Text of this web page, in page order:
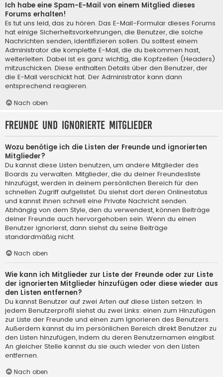
Ich habe eine Spam-E-Mail von einem Mitglied dieses
Forums erhalten!
Es tut uns leid, das zu hören. Das E-Mail-Formular dieses Forums
hat einige Sicherheitsvorkehrungen, die Benutzer, die solche
Nachrichten senden, identifizieren sollen. Du solltest einem
Administrator die komplette E-Mail, die du bekommen hast,
weiterleiten. Dabei ist es ganz wichtig, die Kopfzeilen (Headers)
mitzuschicken. Diese enthalten Details über den Benutzer, der
die E-Mail verschickt hat. Der Administrator kann dann
entsprechend reagieren.
Nach oben
Freunde und ignorierte Mitglieder
Wozu benötige ich die Listen der Freunde und ignorierten
Mitglieder?
Du kannst diese Listen benutzen, um andere Mitglieder des
Boards zu verwalten. Mitglieder, die du deiner Freundesliste
hinzufügst, werden in deinem persönlichen Bereich für den
schnellen Zugriff aufgelistet. Du siehst dort deren Onlinestatus
und kannst ihnen schnell eine Private Nachricht senden.
Abhängig von dem Style, den du verwendest, können Beiträge
deiner Freunde auch hervorgehoben sein. Wenn du einen
Benutzer ignorierst, dann siehst du seine Beiträge
standardmäßig nicht.
Nach oben
Wie kann ich Mitglieder zur Liste der Freunde oder zur Liste
der ignorierten Mitglieder hinzufügen oder diese wieder aus
den Listen entfernen?
Du kannst Benutzer auf zwei Arten auf diese Listen setzen: In
jedem Benutzerprofil siehst du zwei Links: einen zum Hinzufügen
zur Liste der Freunde und einen zum Ignorieren des Benutzers.
Außerdem kannst du im persönlichen Bereich direkt Benutzer zu
den Listen hinzufügen, indem du deren Benutzernamen eingibst.
An gleicher Stelle kannst du sie auch wieder von den Listen
entfernen.
Nach oben